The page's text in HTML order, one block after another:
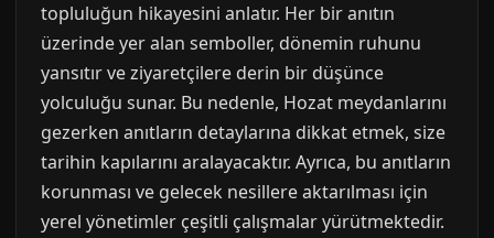
topluluğun hikayesini anlatır. Her bir anıtın
üzerinde yer alan semboller, dönemin ruhunu
yansıtır ve ziyaretçilere derin bir düşünce
yolculuğu sunar. Bu nedenle, Hozat meydanlarını
gezerken anıtların detaylarına dikkat etmek, size
tarihin kapılarını aralayacaktır. Ayrıca, bu anıtların
korunması ve gelecek nesillere aktarılması için
yerel yönetimler çeşitli çalışmalar yürütmektedir.